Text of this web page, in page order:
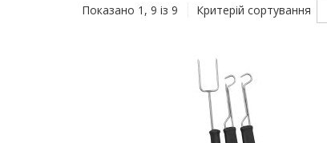
Показано 1, 9 із 9 Критерій сортування